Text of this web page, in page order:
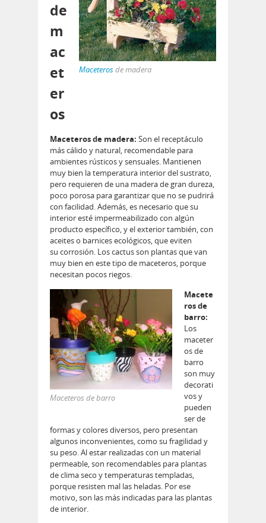
Maceterosde madera
de
m
ac
et
er
os
Maceteros de madera: Son el receptáculo
más cálido y natural, recomendable para
ambientes rústicos y sensuales. Mantienen
muy bien la temperatura interior del sustrato,
pero requieren de una madera de gran dureza,
poco porosa para garantizar que no se pudrirá
con facilidad. Además, es necesario que su
interior esté impermeabilizado con algún
producto específico, y el exterior también, con
aceites o barnices ecológicos, que eviten
su corrosión. Los cactus son plantas que van
muy bien en este tipo de maceteros, porque
necesitan pocos riegos.
Maceteros de barro
Macete
ros de
barro:
Los
maceter
os de
barro
son muy
decorati
vos y
pueden
ser de
formas y colores diversos, pero presentan
algunos inconvenientes, como su fragilidad y
su peso. Al estar realizadas con un material
permeable, son recomendables para plantas
de clima seco y temperaturas templadas,
porque resisten mal las heladas. Por ese
motivo, son las más indicadas para las plantas
de interior.